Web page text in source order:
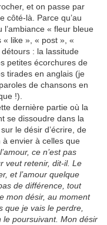
et on passe par
côté-là. Parce qu’au
l’ambiance « fleur bleue
« like », « post », «
: la lassitude
petites écorchures de
tirades en anglais (je
de chansons en
!).
dernière partie où la
se dissoudre dans la
le désir d’écrire, de
à envier à celles que
ce n’est pas
veut retenir, dit-il. Le
et l’amour quelque
de différence, tout
mon désir, au moment
que je vais le perdre,
poursuivant. Mon désir